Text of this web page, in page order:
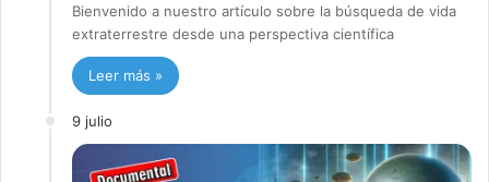
Bienvenido a nuestro artículo sobre la búsqueda de vida
extraterrestre desde una perspectiva científica
Leer más »
9 julio